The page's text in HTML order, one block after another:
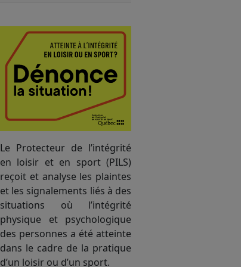
Le Protecteur de l’intégrité
en loisir et en sport (PILS)
reçoit et analyse les plaintes
et les signalements liés à des
situations où l’intégrité
physique et psychologique
des personnes a été atteinte
dans le cadre de la pratique
d’un loisir ou d’un sport.